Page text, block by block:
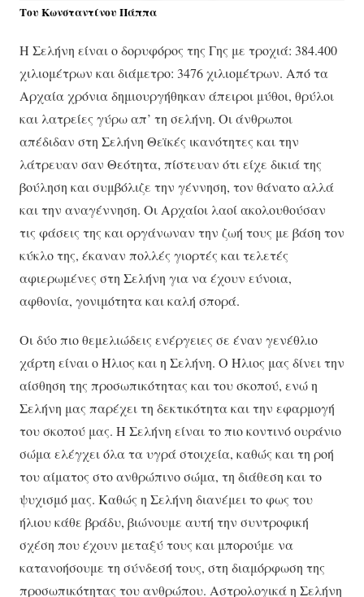
Του Κωνσταντίνου Πάππα
Η Σελήνη είναι ο δορυφόρος της Γης με τροχιά: 384.400
χιλιομέτρων και διάμετρο: 3476 χιλιομέτρων. Από τα
Αρχαία χρόνια δημιουργήθηκαν άπειροι μύθοι, θρύλοι
και λατρείες γύρω απ’ τη σελήνη. Οι άνθρωποι
απέδιδαν στη Σελήνη Θεϊκές ικανότητες και την
λάτρευαν σαν Θεότητα, πίστευαν ότι είχε δικιά της
βούληση και συμβόλιζε την γέννηση, τον θάνατο αλλά
και την αναγέννηση. Οι Αρχαίοι λαοί ακολουθούσαν
τις φάσεις της και οργάνωναν την ζωή τους με βάση τον
κύκλο της, έκαναν πολλές γιορτές και τελετές
αφιερωμένες στη Σελήνη για να έχουν εύνοια,
αφθονία, γονιμότητα και καλή σπορά.
Οι δύο πιο θεμελιώδεις ενέργειες σε έναν γενέθλιο
χάρτη είναι ο Ήλιος και η Σελήνη. Ο Ήλιος μας δίνει την
αίσθηση της προσωπικότητας και του σκοπού, ενώ η
Σελήνη μας παρέχει τη δεκτικότητα και την εφαρμογή
του σκοπού μας. Η Σελήνη είναι το πιο κοντινό ουράνιο
σώμα ελέγχει όλα τα υγρά στοιχεία, καθώς και τη ροή
του αίματος στο ανθρώπινο σώμα, τη διάθεση και το
ψυχισμό μας. Καθώς η Σελήνη διανέμει το φως του
ήλιου κάθε βράδυ, βιώνουμε αυτή την συντροφική
σχέση που έχουν μεταξύ τους και μπορούμε να
κατανοήσουμε τη σύνδεσή τους, στη διαμόρφωση της
προσωπικότητας του ανθρώπου. Αστρολογικά η Σελήνη